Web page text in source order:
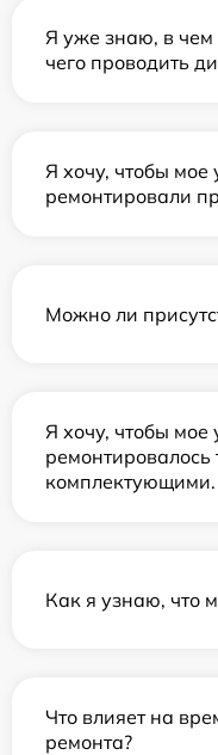
Я уже знаю, в чем
чего проводить
Я хочу, чтобы мое
ремонтировали
Можно ли
Я хочу, чтобы мое
комплектующими.
Как я узнаю, что
Что влияет на
ремонта?